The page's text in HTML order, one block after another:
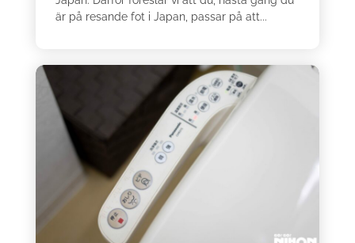
är på resande fot i Japan, passar på att...